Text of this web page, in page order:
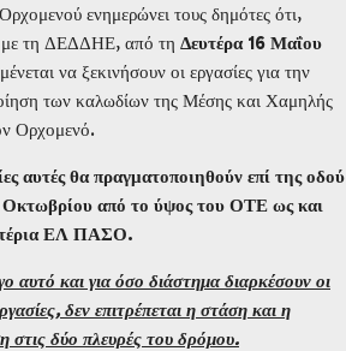
ενημερώνει τους δημότες ότι,
τη ΔΕΔΔΗΕ, από τη Δευτέρα 16 Μαΐου
να ξεκινήσουν οι εργασίες για την
των καλωδίων της Μέσης και Χαμηλής
Ορχομενό.
αυτές θα πραγματοποιηθούν επί της οδού
Οκτωβρίου από το ύψος του ΟΤΕ ως και
ΕΛ ΠΑΣΟ.
αυτό και για όσο διάστημα διαρκέσουν οι
δεν επιτρέπεται η στάση και η
στις δύο πλευρές του δρόμου.